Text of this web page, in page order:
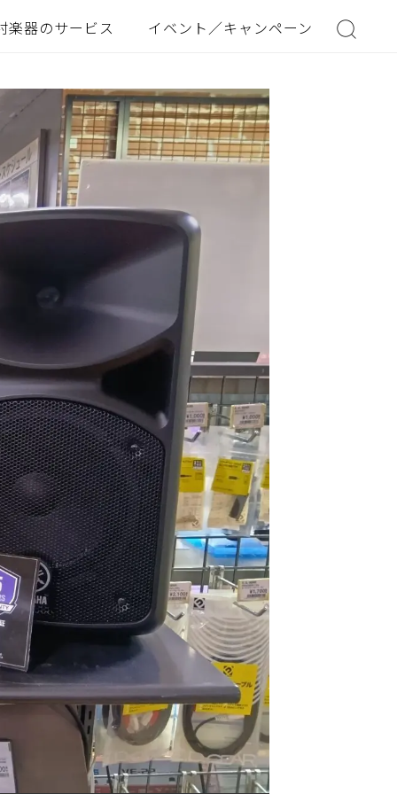
楽器のサービス イベント／キャンペーン